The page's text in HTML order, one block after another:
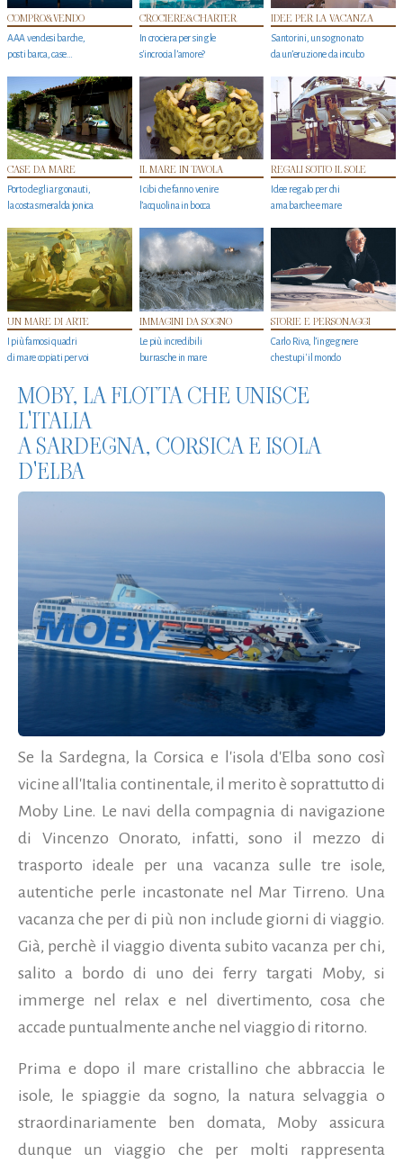
COMPRO&VENDO
AAA vendesi barche,
posti barca, case…
CROCIERE&CHARTER
In crociera per single
s'incrocia l’amore?
IDEE PER LA VACANZA
Santorini, un sogno nato
da un’eruzione da incubo
CASE DA MARE
Porto degli argonauti,
la costa smeralda jonica
IL MARE IN TAVOLA
I cibi che fanno venire
l’acquolina in bocca
REGALI SOTTO IL SOLE
Idee regalo per chi
ama barche e mare
UN MARE DI ARTE
I più famosi quadri
di mare copiati per voi
IMMAGINI DA SOGNO
Le più incredibili
burrasche in mare
STORIE E PERSONAGGI
Carlo Riva, l’ingegnere
che stupi' il mondo
MOBY, LA FLOTTA CHE UNISCE
L'ITALIA
A SARDEGNA, CORSICA E ISOLA
D'ELBA
Se la Sardegna, la Corsica e l'isola d'Elba sono così
vicine all'Italia continentale, il merito è soprattutto di
Moby Line. Le navi della compagnia di navigazione
di Vincenzo Onorato, infatti, sono il mezzo di
trasporto ideale per una vacanza sulle tre isole,
autentiche perle incastonate nel Mar Tirreno. Una
vacanza che per di più non include giorni di viaggio.
Già, perchè il viaggio diventa subito vacanza per chi,
salito a bordo di uno dei ferry targati Moby, si
immerge nel relax e nel divertimento, cosa che
accade puntualmente anche nel viaggio di ritorno.
Prima e dopo il mare cristallino che abbraccia le
isole, le spiaggie da sogno, la natura selvaggia o
straordinariamente ben domata, Moby assicura
dunque un viaggio che per molti rappresenta